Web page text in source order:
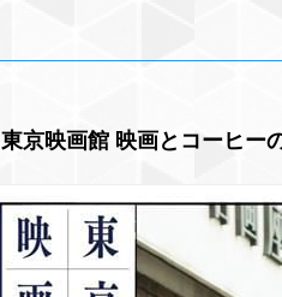
東京映画館 映画とコーヒー